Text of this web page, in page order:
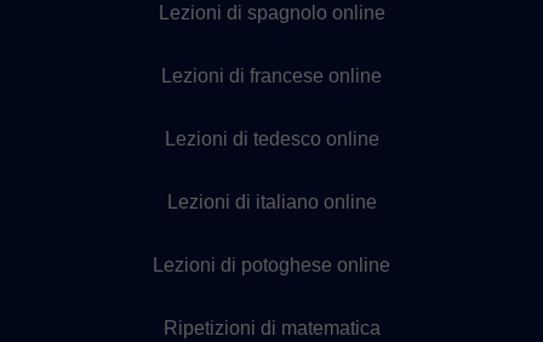
Lezioni di spagnolo online
Lezioni di francese online
Lezioni di tedesco online
Lezioni di italiano online
Lezioni di potoghese online
Ripetizioni di matematica